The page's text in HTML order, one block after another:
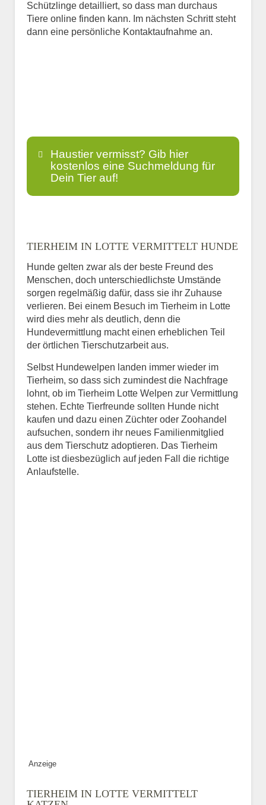
Schützlinge detailliert, so dass man durchaus
Tiere online finden kann. Im nächsten Schritt steht
dann eine persönliche Kontaktaufnahme an.
Haustier vermisst? Gib hier
kostenlos eine Suchmeldung für
Dein Tier auf!
E-Mail
Informationen über das
Tier.
Art des Tiers*
TIERHEIM IN LOTTE VERMITTELT HUNDE
Hunde gelten zwar als der beste Freund des
Menschen, doch unterschiedlichste Umstände
sorgen regelmäßig dafür, dass sie ihr Zuhause
verlieren. Bei einem Besuch im Tierheim in Lotte
wird dies mehr als deutlich, denn die
Hundevermittlung macht einen erheblichen Teil
der örtlichen Tierschutzarbeit aus.
Selbst Hundewelpen landen immer wieder im
Tierheim, so dass sich zumindest die Nachfrage
lohnt, ob im Tierheim Lotte Welpen zur Vermittlung
stehen. Echte Tierfreunde sollten Hunde nicht
kaufen und dazu einen Züchter oder Zoohandel
aufsuchen, sondern ihr neues Familienmitglied
aus dem Tierschutz adoptieren. Das Tierheim
Lotte ist diesbezüglich auf jeden Fall die richtige
Anlaufstelle.
Anzeige
TIERHEIM IN LOTTE VERMITTELT